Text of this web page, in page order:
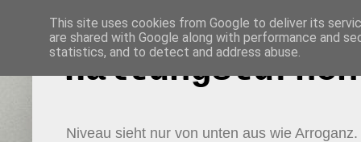
Haltungsturnen
Niveau sieht nur von unten aus wie Arroganz.
This site uses cookies from Google to deliver its
are shared with Google along with performance and
statistics, and to detect and address abuse.